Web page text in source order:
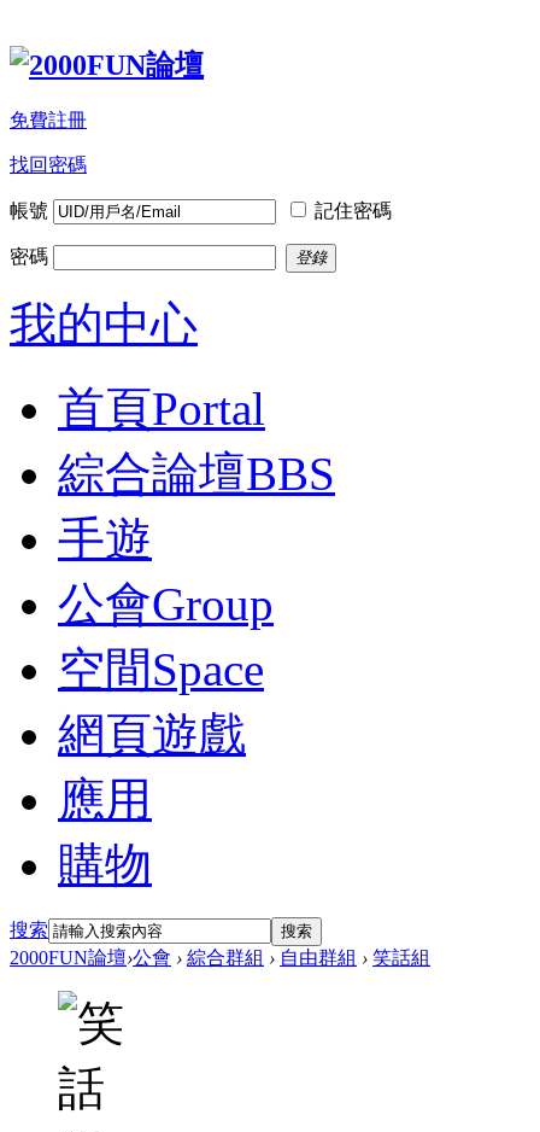
免費註冊
找回密碼
帳號 記住密碼
密碼 登錄
我的中心
首頁Portal
綜合論壇BBS
手遊
公會Group
空間Space
網頁遊戲
應用
購物
搜索 搜索
2000FUN論壇›公會 › 綜合群組 › 自由群組 › 笑話組